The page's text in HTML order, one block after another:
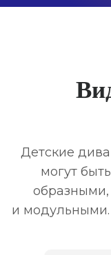
Детские
могут
и